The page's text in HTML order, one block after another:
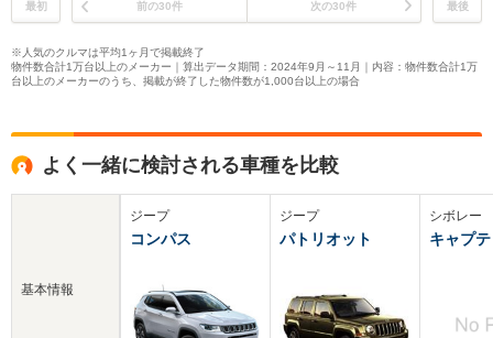
最初 前の30件 次の30件 最後
※人気のクルマは平均1ヶ月で掲載終了
物件数合計1万台以上のメーカー｜算出データ期間：2024年9月～11月｜内容：物件数合計1万
台以上のメーカーのうち、掲載が終了した物件数が1,000台以上の場合
よく一緒に検討される車種を比較
基本情報
ジープ
コンパス
ジープ
パトリオット
シボレー
キャプ